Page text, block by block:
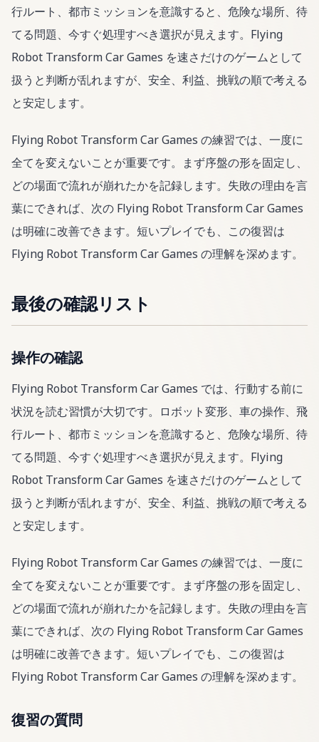
行ルート、都市ミッションを意識すると、危険な場所、待
てる問題、今すぐ処理すべき選択が見えます。Flying
Robot Transform Car Games を速さだけのゲームとして
扱うと判断が乱れますが、安全、利益、挑戦の順で考える
と安定します。
Flying Robot Transform Car Games の練習では、一度に
全てを変えないことが重要です。まず序盤の形を固定し、
どの場面で流れが崩れたかを記録します。失敗の理由を言
葉にできれば、次の Flying Robot Transform Car Games
は明確に改善できます。短いプレイでも、この復習は
Flying Robot Transform Car Games の理解を深めます。
最後の確認リスト
操作の確認
Flying Robot Transform Car Games では、行動する前に
状況を読む習慣が大切です。ロボット変形、車の操作、飛
行ルート、都市ミッションを意識すると、危険な場所、待
てる問題、今すぐ処理すべき選択が見えます。Flying
Robot Transform Car Games を速さだけのゲームとして
扱うと判断が乱れますが、安全、利益、挑戦の順で考える
と安定します。
Flying Robot Transform Car Games の練習では、一度に
全てを変えないことが重要です。まず序盤の形を固定し、
どの場面で流れが崩れたかを記録します。失敗の理由を言
葉にできれば、次の Flying Robot Transform Car Games
は明確に改善できます。短いプレイでも、この復習は
Flying Robot Transform Car Games の理解を深めます。
復習の質問